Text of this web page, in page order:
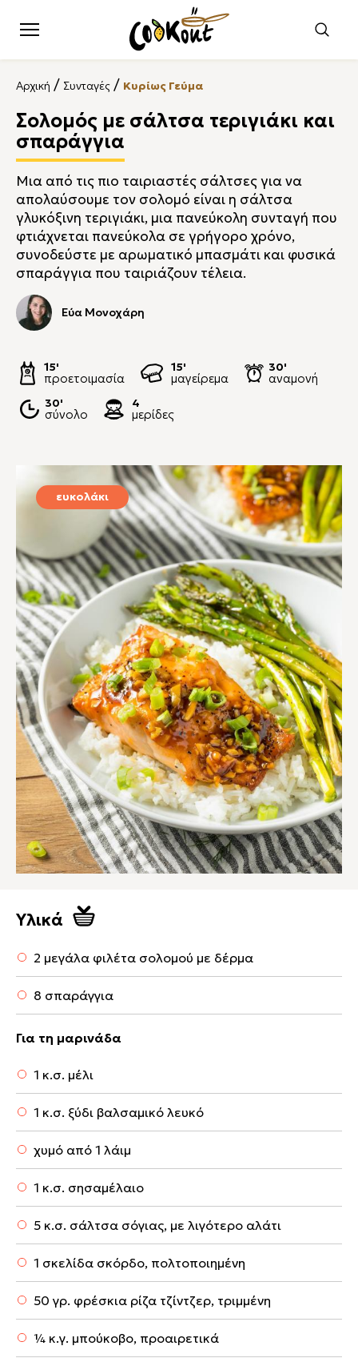
Αρχική / Συνταγές / Κυρίως Γεύμα
Σολομός με σάλτσα τεριγιάκι και
σπαράγγια
Μια από τις πιο ταιριαστές σάλτσες για να
απολαύσουμε τον σολομό είναι η σάλτσα
γλυκόξινη τεριγιάκι, μια πανεύκολη συνταγή που
φτιάχνεται πανεύκολα σε γρήγορο χρόνο,
συνοδεύστε με αρωματικό μπασμάτι και φυσικά
σπαράγγια που ταιριάζουν τέλεια.
Εύα Μονοχάρη
15'
προετοιμασία
15'
μαγείρεμα
30'
αναμονή
30'
σύνολο
4
μερίδες
ευκολάκι
Υλικά
2 μεγάλα φιλέτα σολομού με δέρμα
8 σπαράγγια
Για τη μαρινάδα
1 κ.σ. μέλι
1 κ.σ. ξύδι βαλσαμικό λευκό
χυμό από 1 λάιμ
1 κ.σ. σησαμέλαιο
5 κ.σ. σάλτσα σόγιας, με λιγότερο αλάτι
1 σκελίδα σκόρδο, πολτοποιημένη
50 γρ. φρέσκια ρίζα τζίντζερ, τριμμένη
¼ κ.γ. μπούκοβο, προαιρετικά